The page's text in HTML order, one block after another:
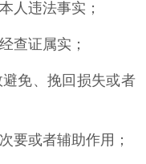
违法事实；
证属实；
免、挽回损失或者
或者辅助作用；